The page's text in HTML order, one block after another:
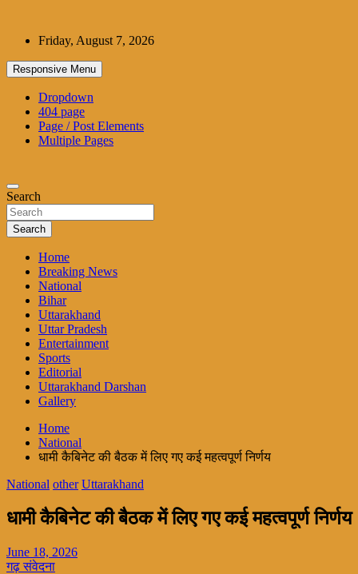
contentFriday, August 7, 2026
Responsive Menu
Dropdown
404 page
Page / Post Elements
Multiple Pages
Search
Search
Home
Breaking News
National
Bihar
Uttarakhand
Uttar Pradesh
Entertainment
Sports
Editorial
Uttarakhand Darshan
Gallery
Home
National
धामी कैबिनेट की बैठक में लिए गए कई महत्वपूर्ण निर्णय
National other Uttarakhand
धामी कैबिनेट की बैठक में लिए गए कई महत्वपूर्ण निर्णय
June 18, 2026
गढ़ संवेदना